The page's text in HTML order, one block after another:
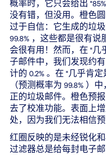
概率时，它只会给出
没有错，但没用。橙色
过于自信：它生成的垃
99.8% ，这些都是很有
会很有用！然而，在 "几
子邮件中，我们发现约
计的 0.2% 。在 "几乎肯
（预测概率为 99.8% ）
正的垃圾邮件。橙色预
去了校准功能。表面上
处，因为我们无法相信预
红圈反映的是未经锐化
过滤器总是给每封电子